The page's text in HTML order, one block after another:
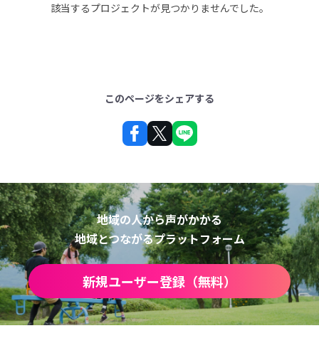
該当するプロジェクトが見つかりませんでした。
このページをシェアする
地域の人から声がかかる
地域とつながるプラットフォーム
新規ユーザー登録（無料）